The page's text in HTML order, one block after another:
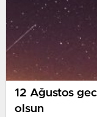
12 Ağustos
olsun